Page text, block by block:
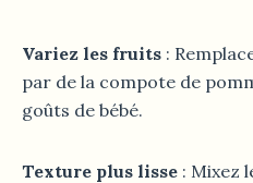
Variez les fruits :
par de la compote de
goûts de bébé.
Texture plus lisse : Mixez